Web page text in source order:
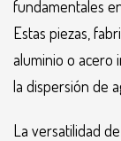
WHATSAPP
fundamentales
Estas piezas,
aluminio o acero
la dispersión de
La versatilidad